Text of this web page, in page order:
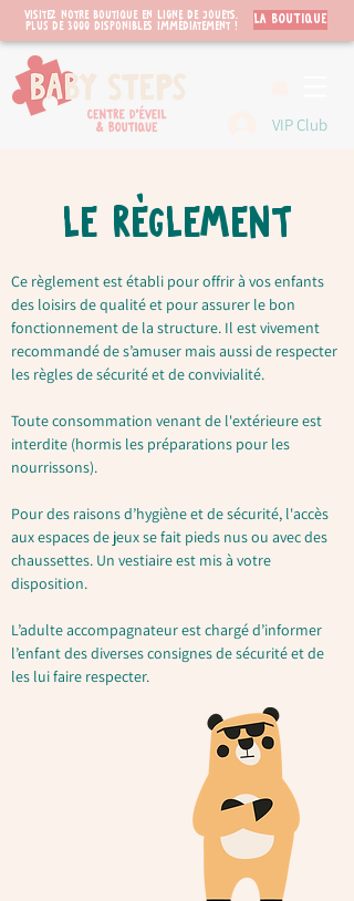
Visitez notre boutique en ligne de jouets.
PLUS de 3000 disponibles immédiatement !
LA BOUTIQUE
VIP Club
LE RÈGLEMENT
Ce règlement est établi pour offrir à vos enfants
des loisirs de qualité et pour assurer le bon
fonctionnement de la structure. Il est vivement
recommandé de s’amuser mais aussi de respecter
les règles de sécurité et de convivialité.
Toute consommation venant de l'extérieure est
interdite (hormis les préparations pour les
nourrissons).
Pour des raisons d’hygiène et de sécurité, l'accès
aux espaces de jeux se fait pieds nus ou avec des
chaussettes. Un vestiaire est mis à votre
disposition.
L’adulte accompagnateur est chargé d’informer
l’enfant des diverses consignes de sécurité et de
les lui faire respecter.